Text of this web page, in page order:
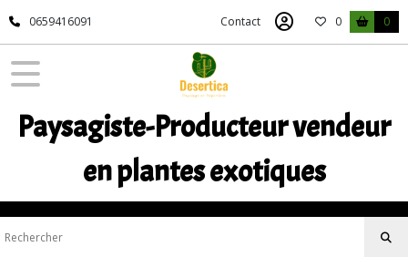
0659416091 Contact 0 0
Paysagiste-Producteur vendeur
en plantes exotiques